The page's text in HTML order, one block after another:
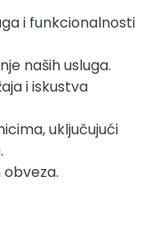
i funkcionalnosti
naših usluga.
i iskustva
uključujući